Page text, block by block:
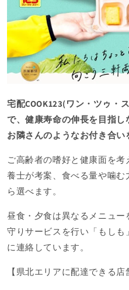
宅配COOK123(ワン・ツゥ・
で、健康寿命の伸長を目指
お隣さんのようなお付き合
ご高齢者の嗜好と健康面を
養士が考案、食べる量や噛
ら選べます。
昼食・夕食は異なるメニュ
守りサービスを行い「もし
に連絡しています。
【県北エリアに配達できる店